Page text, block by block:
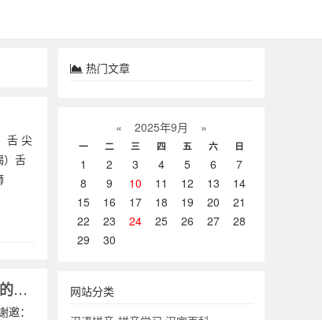
舌 尖
）舌
诗词韵母拼音韵律表-古代没有普通话和拼音，那么古代文人是如何把握好诗词的平仄、韵律的？
：
热门文章
« 2025年9月 »
一 二 三 四 五 六 日
1 2 3 4 5 6
7
8
9 10 11 12 13
14
15
16 17 18 19 20
21
22
23 24 25 26 27
28
29
30
网站分类